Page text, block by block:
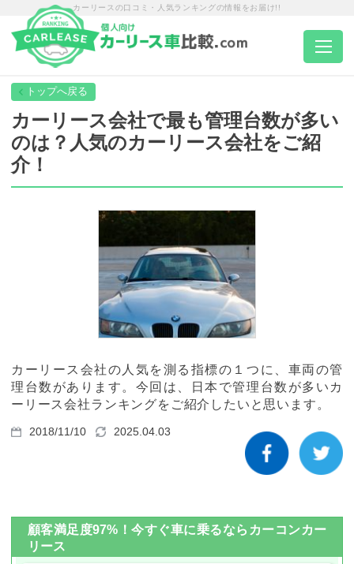
カーリースの口コミ・人気ランキングの情報をお届け!!
トップページ
カーリース一覧
エリア別店舗一覧
車種から選ぶ
お役立ち記事
閉じる
カーリース会社で最も管理台数が多い
のは？人気のカーリース会社をご紹
介！
カーリース会社の人気を測る指標の１つに、車両の管
理台数があります。今回は、日本で管理台数が多いカ
ーリース会社ランキングをご紹介したいと思います。
2018/11/10 2025.04.03
顧客満足度97%！今すぐ車に乗るならカーコンカー
リース